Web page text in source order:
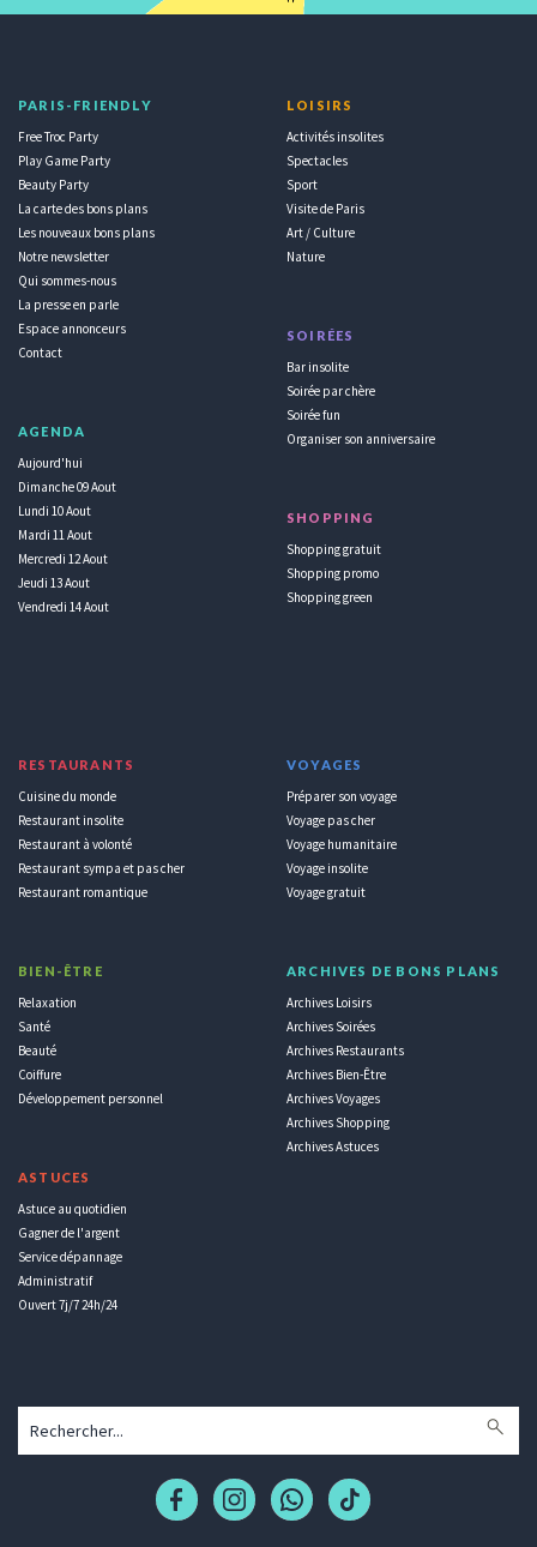
PARIS-FRIENDLY
Free Troc Party
Play Game Party
Beauty Party
La carte des bons plans
Les nouveaux bons plans
Notre newsletter
Qui sommes-nous
La presse en parle
Espace annonceurs
Contact
AGENDA
Aujourd'hui
Dimanche 09 Aout
Lundi 10 Aout
Mardi 11 Aout
Mercredi 12 Aout
Jeudi 13 Aout
Vendredi 14 Aout
LOISIRS
Activités insolites
Spectacles
Sport
Visite de Paris
Art / Culture
Nature
SOIRÉES
Bar insolite
Soirée par chère
Soirée fun
Organiser son anniversaire
SHOPPING
Shopping gratuit
Shopping promo
Shopping green
RESTAURANTS
Cuisine du monde
Restaurant insolite
Restaurant à volonté
Restaurant sympa et pas cher
Restaurant romantique
BIEN-ÊTRE
Relaxation
Santé
Beauté
Coiffure
Développement personnel
ASTUCES
Astuce au quotidien
Gagner de l'argent
Service dépannage
Administratif
Ouvert 7j/7 24h/24
VOYAGES
Préparer son voyage
Voyage pas cher
Voyage humanitaire
Voyage insolite
Voyage gratuit
ARCHIVES DE BONS PLANS
Archives Loisirs
Archives Soirées
Archives Restaurants
Archives Bien-Être
Archives Voyages
Archives Shopping
Archives Astuces